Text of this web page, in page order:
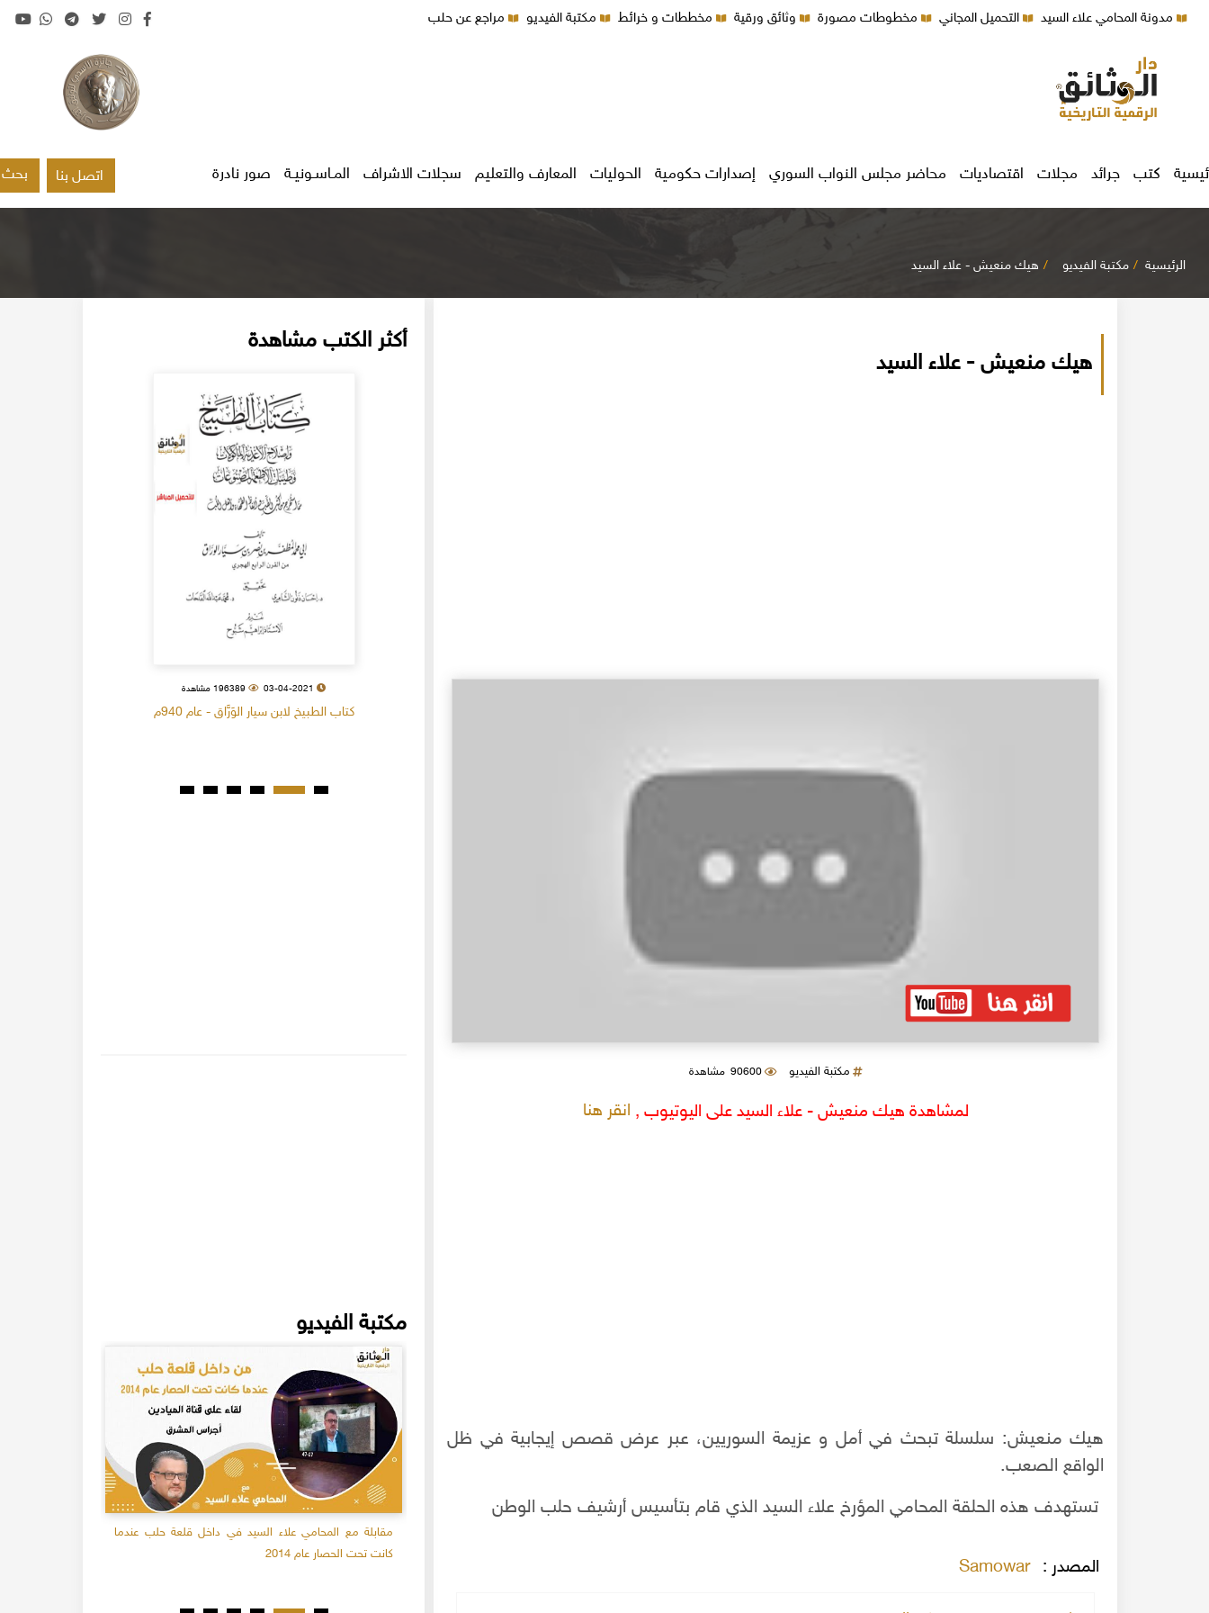
مدونة المحامي علاء السيد التحميل المجاني مخطوطات مصورة وثائق ورقية مخططات و خرائط مكتبة الفيديو مراجع عن حلب
كتب جرائد مجلات اقتصاديات محاضر مجلس النواب السوري إصدارات حكومية الحوليات المعارف والتعليم سجلات الاشراف المـاسـونيـة صور نادرة اتصل بنا بحث
الرئيسية مكتبة الفيديو هيك منعيش - علاء السيد
هيك منعيش - علاء السيد
مكتبة الفيديو 90600 مشاهدة
لمشاهدة هيك منعيش - علاء السيد على اليوتيوب , انقر هنا
هيك منعيش: سلسلة تبحث في أمل و عزيمة السوريين، عبر عرض قصص إيجابية في ظل
الواقع الصعب.
تستهدف هذه الحلقة المحامي المؤرخ علاء السيد الذي قام بتأسيس أرشيف حلب الوطن
المصدر : Samowar
أكثر الكتب مشاهدة
03-04-2021 196389 مشاهدة
كتاب الطبيخ لابن سيار الوَرَّاق - عام 940م
مكتبة الفيديو
مقابلة مع المحامي علاء السيد في داخل قلعة حلب عندما
كانت تحت الحصار عام 2014